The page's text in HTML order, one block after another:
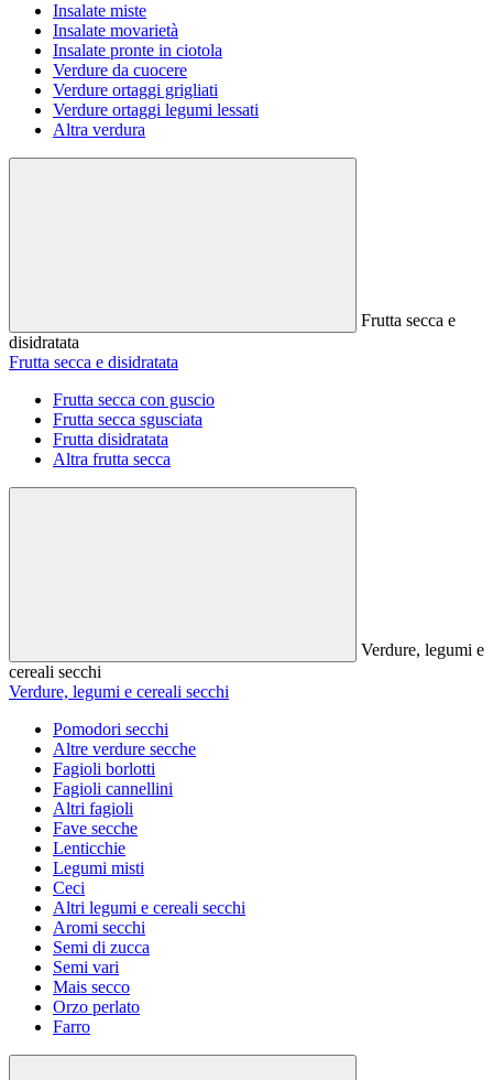
Insalate miste
Insalate movarietà
Insalate pronte in ciotola
Verdure da cuocere
Verdure ortaggi grigliati
Verdure ortaggi legumi lessati
Altra verdura
Frutta secca e
disidratata
Frutta secca e disidratata
Frutta secca con guscio
Frutta secca sgusciata
Frutta disidratata
Altra frutta secca
Verdure, legumi e
cereali secchi
Verdure, legumi e cereali secchi
Pomodori secchi
Altre verdure secche
Fagioli borlotti
Fagioli cannellini
Altri fagioli
Fave secche
Lenticchie
Legumi misti
Ceci
Altri legumi e cereali secchi
Aromi secchi
Semi di zucca
Semi vari
Mais secco
Orzo perlato
Farro